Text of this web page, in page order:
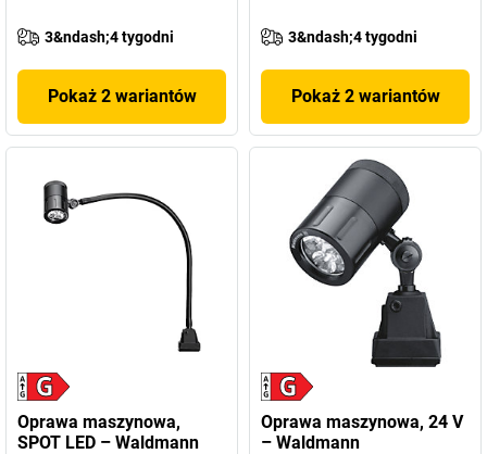
3&ndash;4 tygodni
Pokaż 2 wariantów
3&ndash;4 tygodni
Pokaż 2 wariantów
Oprawa maszynowa,
SPOT LED – Waldmann
Oprawa maszynowa, 24 V
– Waldmann